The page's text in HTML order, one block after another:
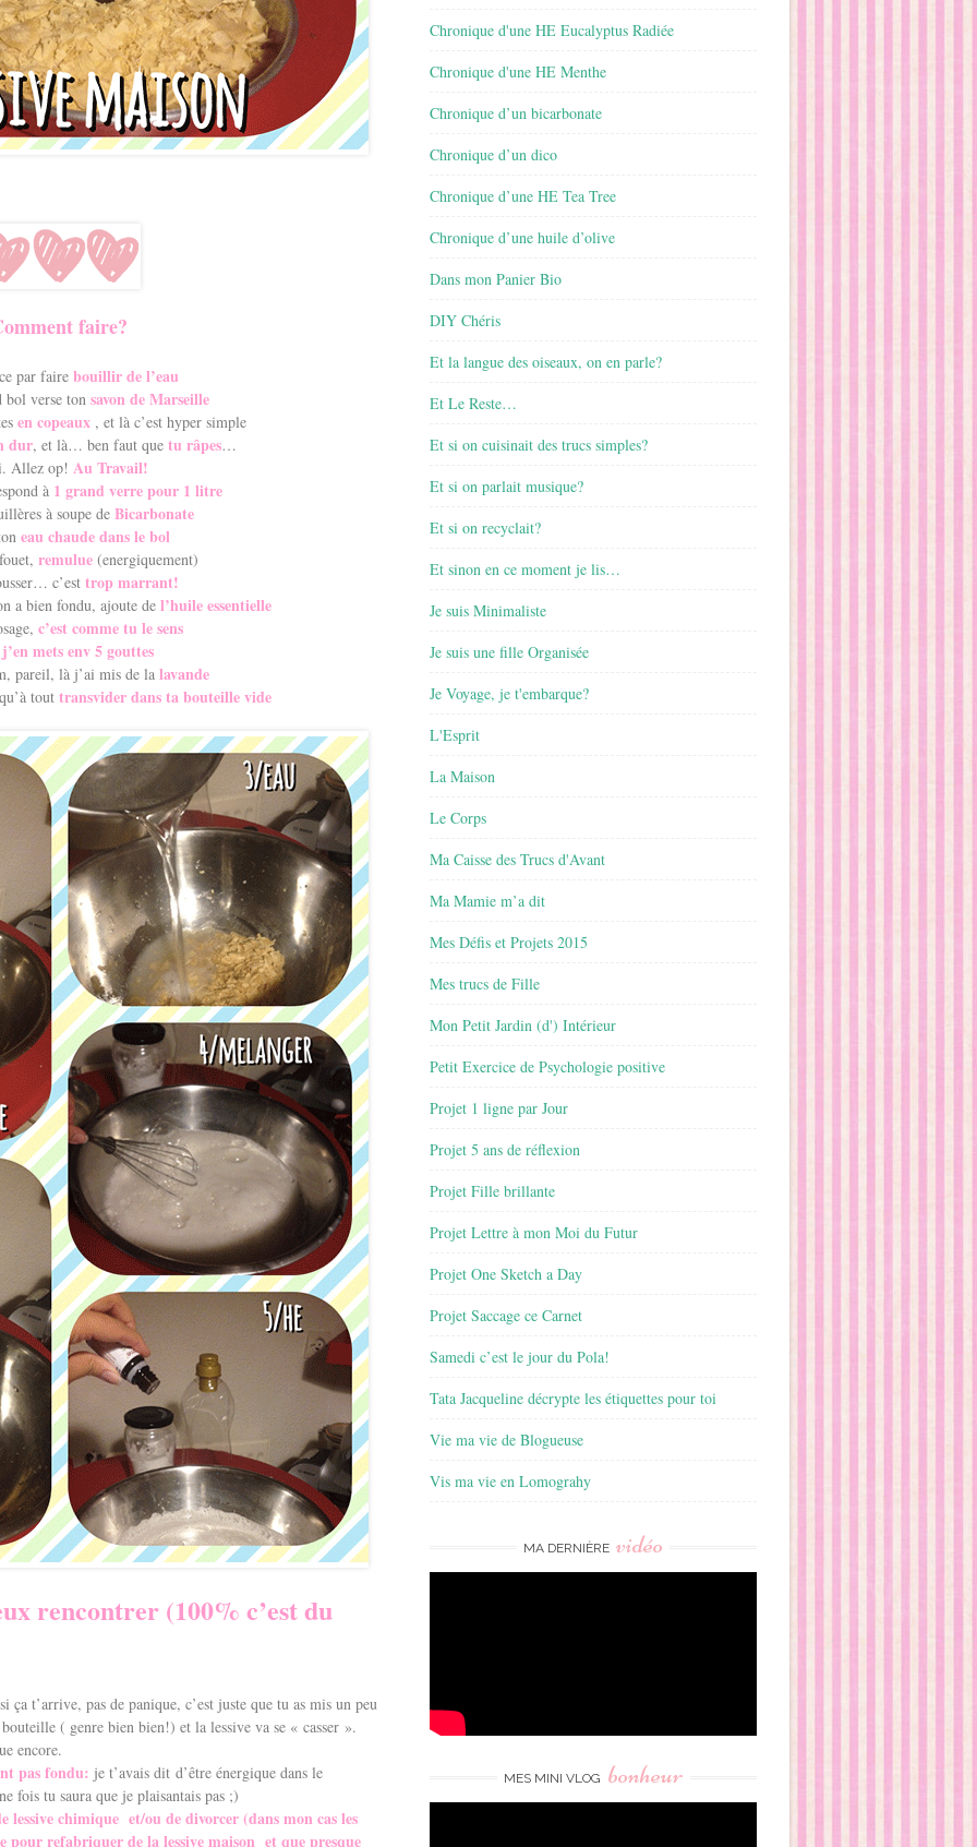
faire?
par faire bouillir de l’eau
bol verse ton savon de Marseille
en copeaux , et là c’est hyper simple
dur, et là… ben faut que tu râpes…
Allez op! Au Travail!
à1 grand verre pour 1 litre
à soupe de Bicarbonate
eau chaude dans le bol
remulue(energiquement)
c’est trop marrant!
a bien fondu, ajoute de l’huile essentielle
c’est comme tu le sens
mets env 5 gouttes
pareil, là j’ai mis de lalavande
tout transvider dans ta bouteille vide
rencontrer (100% c’est du
si ça t’arrive, pas de panique, c’est juste que tu as mis un peu
( genre bien bien!) et la lessive va se « casser ».
encore.
pas fondu: je t’avais dit d’être énergique dans le
fois tu saura que je plaisantais pas ;)
lessive chimique et/ou de divorcer (dans mon cas les
pour refabriquer de la lessive maison et que presque
Chronique d'une HE Eucalyptus Radiée
Chronique d'une HE Menthe
Chronique d’un bicarbonate
Chronique d’un dico
Chronique d’une HE Tea Tree
Chronique d’une huile d’olive
Dans mon Panier Bio
DIY Chéris
Et la langue des oiseaux, on en parle?
Et Le Reste…
Et si on cuisinait des trucs simples?
Et si on parlait musique?
Et si on recyclait?
Et sinon en ce moment je lis…
Je suis Minimaliste
Je suis une fille Organisée
Je Voyage, je t'embarque?
L'Esprit
La Maison
Le Corps
Ma Caisse des Trucs d'Avant
Ma Mamie m’a dit
Mes Défis et Projets 2015
Mes trucs de Fille
Mon Petit Jardin (d') Intérieur
Petit Exercice de Psychologie positive
Projet 1 ligne par Jour
Projet 5 ans de réflexion
Projet Fille brillante
Projet Lettre à mon Moi du Futur
Projet One Sketch a Day
Projet Saccage ce Carnet
Samedi c’est le jour du Pola!
Tata Jacqueline décrypte les étiquettes pour toi
Vie ma vie de Blogueuse
Vis ma vie en Lomograhy
MA DERNIÈRE vidéo
MES MINI VLOG bonheur